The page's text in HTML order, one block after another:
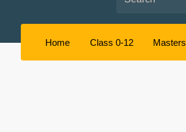
Home Class 0-12 Masters